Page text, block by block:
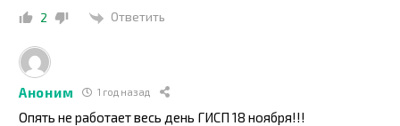
2 Ответить
Аноним 1 год назад
Опять не работает весь день ГИСП 18 ноября!!!